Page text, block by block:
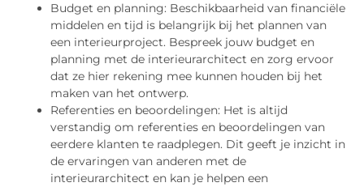
Budget en planning: Beschikbaarheid van financiële
middelen en tijd is belangrijk bij het plannen van
een interieurproject. Bespreek jouw budget en
planning met de interieurarchitect en zorg ervoor
dat ze hier rekening mee kunnen houden bij het
maken van het ontwerp.
Referenties en beoordelingen: Het is altijd
verstandig om referenties en beoordelingen van
eerdere klanten te raadplegen. Dit geeft je inzicht in
de ervaringen van anderen met de
interieurarchitect en kan je helpen een